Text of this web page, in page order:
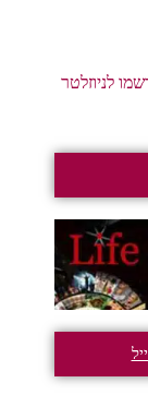
לניוזלטר